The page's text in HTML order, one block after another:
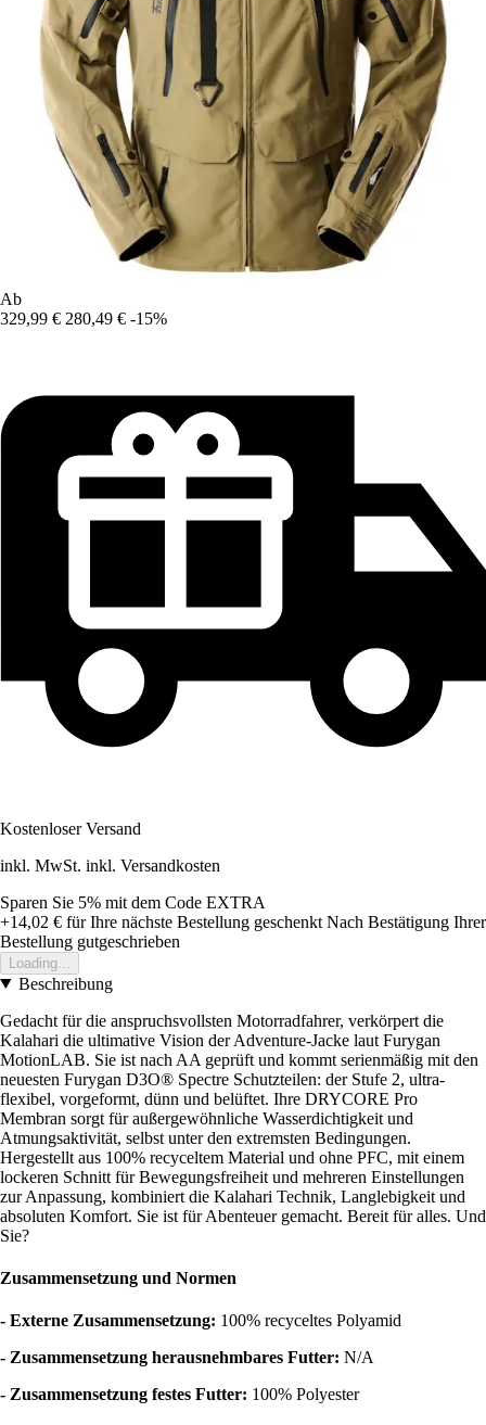
Ab
329,99 € 280,49 € -15%
Kostenloser Versand
inkl. MwSt. inkl. Versandkosten
Sparen Sie 5% mit dem Code EXTRA
+14,02 € für Ihre nächste Bestellung geschenkt Nach Bestätigung Ihrer
Bestellung gutgeschrieben
Loading...
Beschreibung
Gedacht für die anspruchsvollsten Motorradfahrer, verkörpert die
Kalahari die ultimative Vision der Adventure-Jacke laut Furygan
MotionLAB. Sie ist nach AA geprüft und kommt serienmäßig mit den
neuesten Furygan D3O® Spectre Schutzteilen: der Stufe 2, ultra-
flexibel, vorgeformt, dünn und belüftet. Ihre DRYCORE Pro
Membran sorgt für außergewöhnliche Wasserdichtigkeit und
Atmungsaktivität, selbst unter den extremsten Bedingungen.
Hergestellt aus 100% recyceltem Material und ohne PFC, mit einem
lockeren Schnitt für Bewegungsfreiheit und mehreren Einstellungen
zur Anpassung, kombiniert die Kalahari Technik, Langlebigkeit und
absoluten Komfort. Sie ist für Abenteuer gemacht. Bereit für alles. Und
Sie?
Zusammensetzung und Normen
- Externe Zusammensetzung: 100% recyceltes Polyamid
- Zusammensetzung herausnehmbares Futter: N/A
- Zusammensetzung festes Futter: 100% Polyester